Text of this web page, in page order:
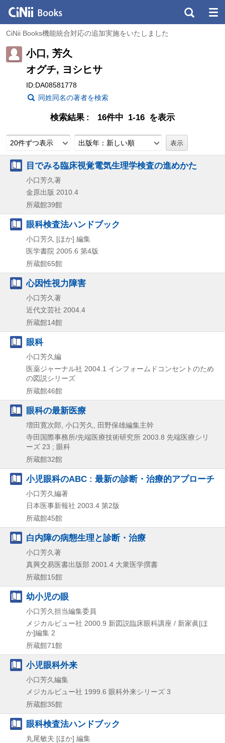
CiNii Books機能統合対応の追加実施をいたしました
小口, 芳久
オグチ, ヨシヒサ
ID:DA08581778
同姓同名の著者を検索
検索結果 16件中 1-16 を表示
20件ずつ表示 出版年：新しい順
目でみる臨床視覚電気生理学検査の進めかた
小口芳久著
金原出版 2010.4
所蔵館39館
眼科検査法ハンドブック
小口芳久 [ほか] 編集
医学書院 2005.6 第4版
所蔵館65館
心因性視力障害
小口芳久著
近代文芸社 2004.4
所蔵館14館
眼科
小口芳久編
医薬ジャーナル社 2004.1 インフォームドコンセントのため
の図説シリーズ
所蔵館46館
眼科の最新医療
増田寛次郎, 小口芳久, 田野保雄編集主幹
寺田国際事務所/先端医療技術研究所 2003.8 先端医療シリ
ーズ 23 ; 眼科
所蔵館32館
小児眼科のABC : 最新の診断・治療的アプローチ
小口芳久編著
日本医事新報社 2003.4 第2版
所蔵館45館
白内障の病態生理と診断・治療
小口芳久著
真興交易医書出版部 2001.4 大衆医学撰書
所蔵館15館
幼小児の眼
小口芳久担当編集委員
メジカルビュー社 2000.9 新図説臨床眼科講座 / 新家眞[ほ
か]編集 2
所蔵館71館
小児眼科外来
小口芳久編集
メジカルビュー社 1999.6 眼科外来シリーズ 3
所蔵館35館
眼科検査法ハンドブック
丸尾敏夫 [ほか] 編集